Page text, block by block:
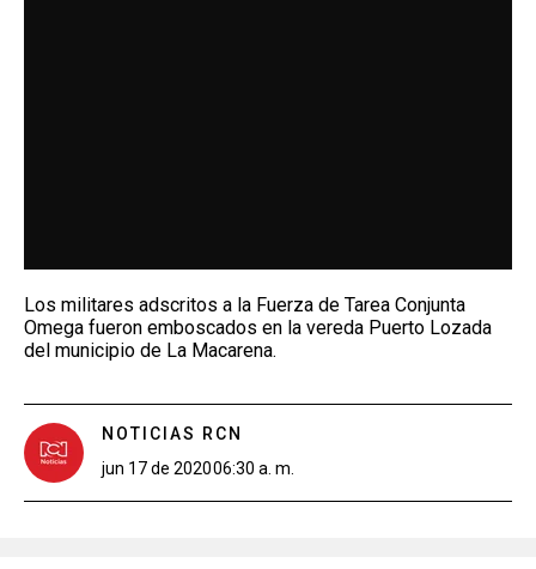
Los militares adscritos a la Fuerza de Tarea Conjunta
Omega fueron emboscados en la vereda Puerto Lozada
del municipio de La Macarena.
NOTICIAS RCN
jun 17 de 202006:30 a. m.